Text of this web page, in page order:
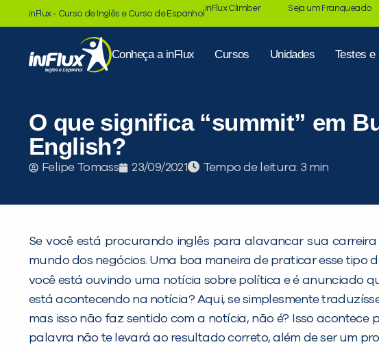
inFlux - Curso de Inglês e Curso de Espanhol
inFlux Climber Seja um Franqueado
Conheça a inFlux Cursos Unidades Testes e
O que significa “summit” em
English?
Felipe Tomass 23/09/2021 Tempo de leitura:
Se você está procurando inglês para alavancar sua
mundo dos negócios. Uma boa maneira de praticar esse
você está ouvindo uma notícia sobre política e é anunciado
está acontecendo na notícia? Aqui, se simplesmente
mas isso não faz sentido com a notícia, não é? Isso
palavra não te levará ao resultado correto, além de ser um